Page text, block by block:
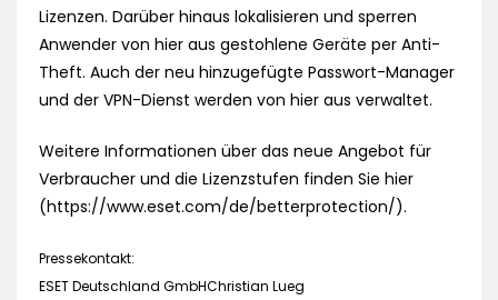
Lizenzen. Darüber hinaus lokalisieren und sperren
Anwender von hier aus gestohlene Geräte per Anti-
Theft. Auch der neu hinzugefügte Passwort-Manager
und der VPN-Dienst werden von hier aus verwaltet.
Weitere Informationen über das neue Angebot für
Verbraucher und die Lizenzstufen finden Sie hier
(https://www.eset.com/de/betterprotection/).
Pressekontakt:
ESET Deutschland GmbHChristian Lueg